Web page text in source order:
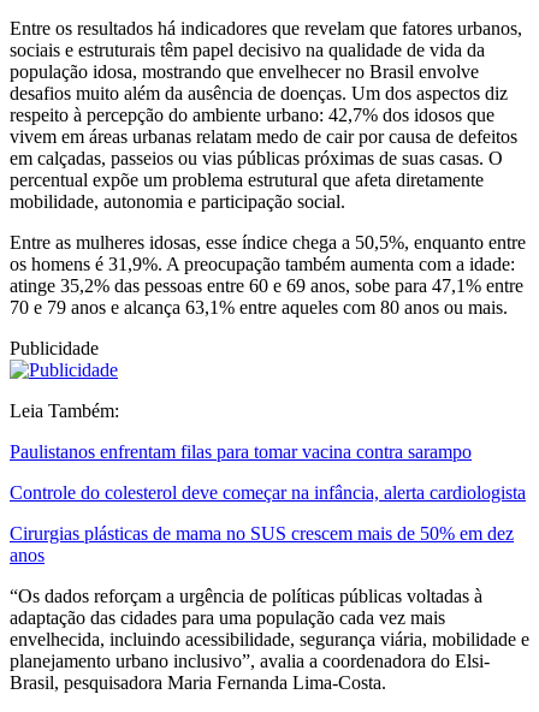
Entre os resultados há indicadores que revelam que fatores urbanos,
sociais e estruturais têm papel decisivo na qualidade de vida da
população idosa, mostrando que envelhecer no Brasil envolve
desafios muito além da ausência de doenças. Um dos aspectos diz
respeito à percepção do ambiente urbano: 42,7% dos idosos que
vivem em áreas urbanas relatam medo de cair por causa de defeitos
em calçadas, passeios ou vias públicas próximas de suas casas. O
percentual expõe um problema estrutural que afeta diretamente
mobilidade, autonomia e participação social.
Entre as mulheres idosas, esse índice chega a 50,5%, enquanto entre
os homens é 31,9%. A preocupação também aumenta com a idade:
atinge 35,2% das pessoas entre 60 e 69 anos, sobe para 47,1% entre
70 e 79 anos e alcança 63,1% entre aqueles com 80 anos ou mais.
Publicidade
Leia Também:
Paulistanos enfrentam filas para tomar vacina contra sarampo
Controle do colesterol deve começar na infância, alerta cardiologista
Cirurgias plásticas de mama no SUS crescem mais de 50% em dez
anos
“Os dados reforçam a urgência de políticas públicas voltadas à
adaptação das cidades para uma população cada vez mais
envelhecida, incluindo acessibilidade, segurança viária, mobilidade e
planejamento urbano inclusivo”, avalia a coordenadora do Elsi-
Brasil, pesquisadora Maria Fernanda Lima-Costa.